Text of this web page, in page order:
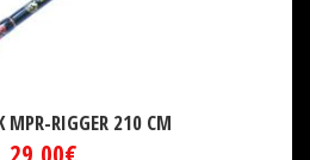
MPR-RIGGER 210 CM